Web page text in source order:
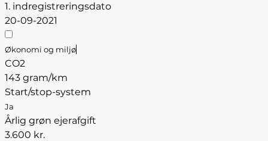
1. indregistreringsdato
20-09-2021
Økonomi og miljø
CO2
143 gram/km
Start/stop-system
Ja
Årlig grøn ejerafgift
3.600 kr.